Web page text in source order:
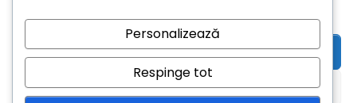
Acceptă
Refuză
Personalizează
Respinge tot